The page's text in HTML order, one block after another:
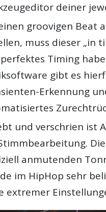
deiner
groovigen Beat
muss dieser „in
Timing
gibt es
Erkennung
und verschrien ist
anmutenden
im HipHop sehr
extremer